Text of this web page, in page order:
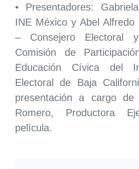
• Presentadores:
INE México y Abel Alfredo
– Consejero Electoral
Comisión de
Educación Cívica del
Electoral de Baja
presentación a cargo de
Romero, Productora
película.